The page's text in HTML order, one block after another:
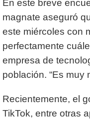
En este breve
magnate aseguró
este miércoles con
perfectamente
empresa de
población. “Es muy
Recientemente, el
TikTok, entre otras